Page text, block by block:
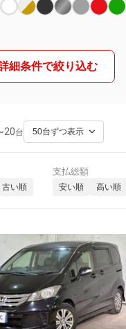
細条件で絞り込む
20台
古い順
支払総額
安い順 高い順